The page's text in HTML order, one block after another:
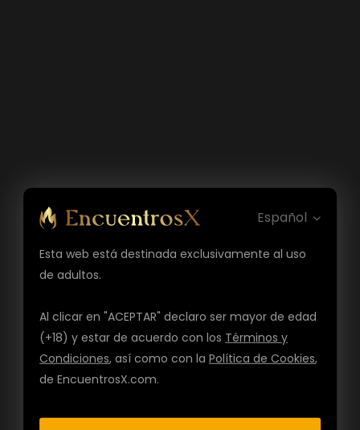
Español
Esta web está destinada exclusivamente al uso
de adultos.
Al clicar en "ACEPTAR" declaro ser mayor de edad
(+18) y estar de acuerdo con los Términos y
Condiciones, así como con laPolítica de Cookies,
de EncuentrosX.com.